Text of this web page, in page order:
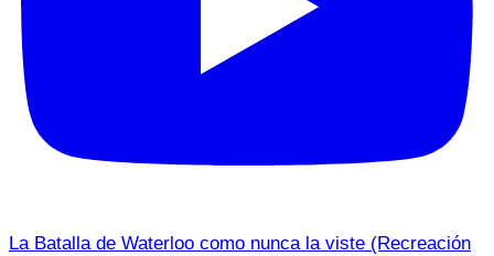
La Batalla de Waterloo como nunca la viste (Recreación